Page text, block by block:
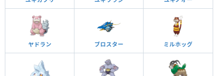
ヤドラン ブロスター ミルホッグ